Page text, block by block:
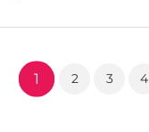
1 2 3 4